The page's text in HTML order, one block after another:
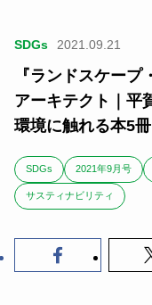
SDGs 2021.09.21
『ランドスケー
アーキテクト｜平
環境に触れる本5冊
SDGs 2021年9月号
サスティナビリティ